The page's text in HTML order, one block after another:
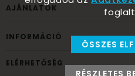
AJÁNLATOK
INFORMÁCIÓ
ELÉRHETŐSÉG
ÖSSZES
RÉSZLETES